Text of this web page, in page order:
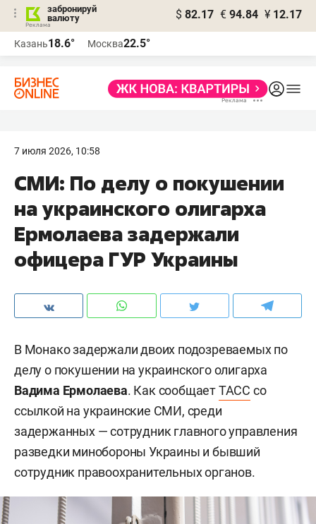
забронируй
валюту
$ 82.17 € 94.84 ¥ 12.17
Казань18.6° Москва22.5°
7 июля 2026, 10:58
СМИ: По делу о покушении
на украинского олигарха
Ермолаева задержали
офицера ГУР Украины
В Монако задержали двоих подозреваемых по
делу о покушении на украинского олигарха
Вадима Ермолаева. Как сообщаетТАСС со
ссылкой на украинские СМИ, среди
задержанных — сотрудник главного управления
разведки минобороны Украины и бывший
сотрудник правоохранительных органов.